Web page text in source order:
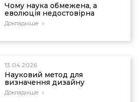
Чому наука обмежена, а
еволюція недостовірна
Докладніше
13.04.2026
Науковий метод для
визначення дизайну
Докладніше